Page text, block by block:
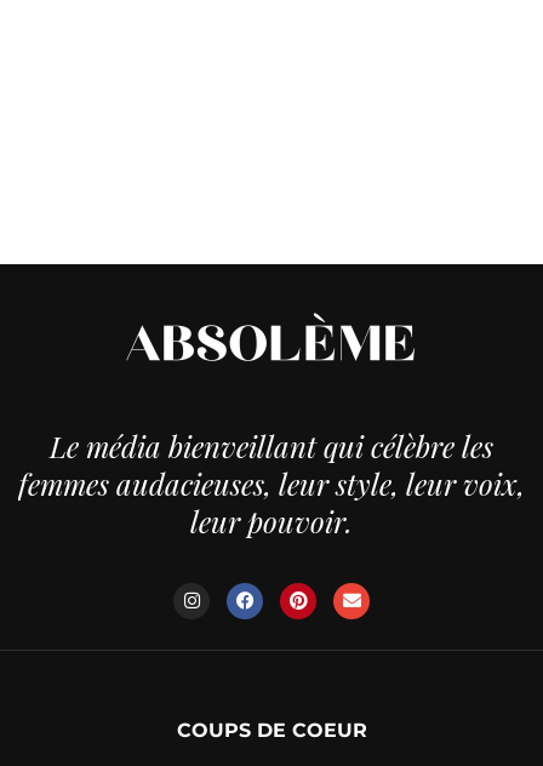
Le média bienveillant qui célèbre les
femmes audacieuses, leur style, leur voix,
leur pouvoir.
COUPS DE COEUR